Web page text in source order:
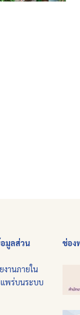
มูลส่วน
งานภายใน
แพร่บนระบบ
ช่อง